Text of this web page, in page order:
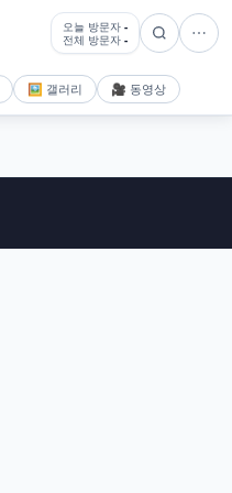
오늘 방문자 -
전체 방문자 -
🖼️ 갤러리 🎥 동영상